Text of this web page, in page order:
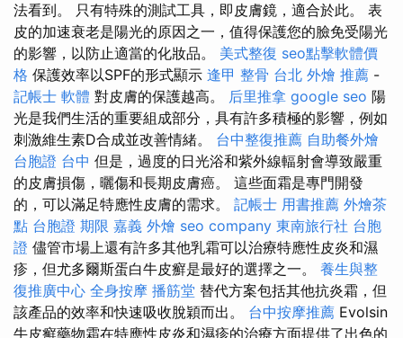
法看到。 只有特殊的測試工具，即皮膚鏡，適合於此。 表
皮的加速衰老是陽光的原因之一，值得保護您的臉免受陽光
的影響，以防止適當的化妝品。 美式整復 seo點擊軟體價
格 保護效率以SPF的形式顯示 逢甲 整骨 台北 外燴 推薦 -
記帳士 軟體 對皮膚的保護越高。 后里推拿 google seo 陽
光是我們生活的重要組成部分，具有許多積極的影響，例如
刺激維生素D合成並改善情緒。 台中整復推薦 自助餐外燴
台胞證 台中 但是，過度的日光浴和紫外線輻射會導致嚴重
的皮膚損傷，曬傷和長期皮膚癌。 這些面霜是專門開發
的，可以滿足特應性皮膚的需求。 記帳士 用書推薦 外燴茶
點 台胞證 期限 嘉義 外燴 seo company 東南旅行社 台胞
證 儘管市場上還有許多其他乳霜可以治療特應性皮炎和濕
疹，但尤多爾斯蛋白牛皮癬是最好的選擇之一。 養生與整
復推廣中心 全身按摩 播筋堂 替代方案包括其他抗炎霜，但
該產品的效率和快速吸收脫穎而出。 台中按摩推薦 Evolsin
牛皮癬藥物霜在特應性皮炎和濕疹的治療方面提供了出色的